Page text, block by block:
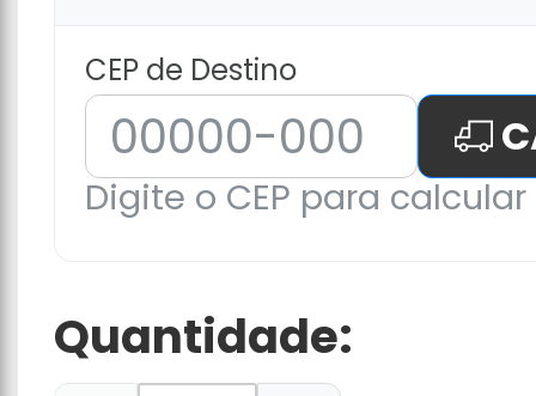
CEP de Destino
Digite o CEP para
Quantidade: